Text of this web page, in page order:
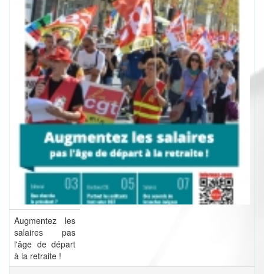
Augmentez les
salaires pas
l'âge de départ
à la retraite !